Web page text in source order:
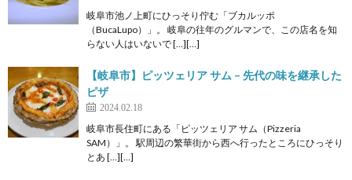
岐阜市池ノ上町にひっそり佇む「ブカルッポ
（BucaLupo）」。 岐阜の往年のグルマンで、この店名を知
らない人はいないで […][…]
【岐阜市】ピッツェリア サム – 先代の味を継承した
ピザ
2024.02.18
岐阜市長住町にある「ピッツェリア サム（Pizzeria
SAM）」。 駅周辺の繁華街から西へ行ったところにひっそり
とあ […][…]